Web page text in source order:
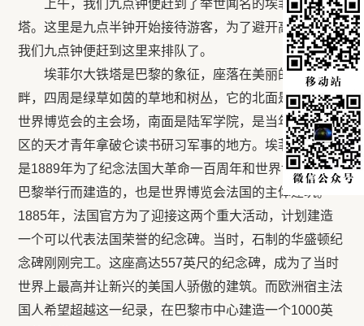
上午，我们九点钟便赶到了举世闻名的埃菲尔大铁
塔。这里是九点半钟开始接待游客，为了避开高峰人流，
我们九点钟便赶到这里来排队了。
埃菲尔大铁塔是巴黎的象征，座落在美丽的塞纳河
畔，四周是绿草如茵的草地和树丛，它的北面是1934年
世界博览会的主会场，南面是陆军学院，是当年科西嘉地
区的天才青年拿破仑读书研习军事的地方。埃菲尔大铁塔
是1889年为了纪念法国大革命一百周年和世界博览会在
巴黎举行而建造的，也是世界博览会法国的主体建筑。
1885年，法国官方为了迎接这两个重大活动，计划建造
一个可以代表法国荣誉的纪念碑。当时，石制的华盛顿纪
念碑刚刚完工。这座高达557英尺的纪念碑，成为了当时
世界上最高并让新兴的美国人骄傲的建筑。而欧洲宿主法
国人希望超越这一纪录，在巴黎市中心建造一个1000英